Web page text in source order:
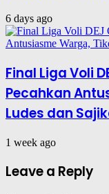
6 days ago
Final Liga Voli
Pecahkan
Ludes dan
1 week ago
Leave a Reply